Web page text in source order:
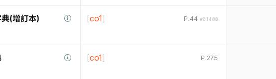
(增訂本) P.44 #01488
[co1]
P.275
[co1]